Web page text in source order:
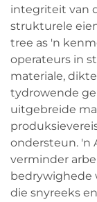
integriteit van
strukturele
tree as 'n
operateurs in
materiale,
tydrowende
uitgebreide
ondersteun. 'n
verminder
bedrywighede
die snyreeks